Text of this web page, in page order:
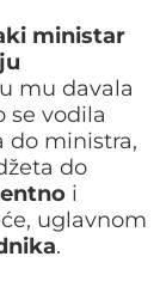
ministar
mu davala
se vodila
do ministra,
do
i
uglavnom
.